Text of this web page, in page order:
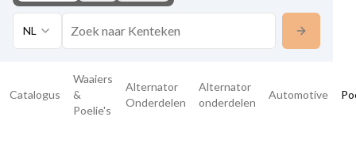
NL
Catalogus
Waaiers
&
Poelie's
Alternator
Onderdelen
Alternator
onderdelen
Automotive